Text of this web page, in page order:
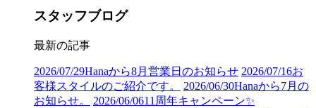
スタッフブログ
最新の記事
2026/07/29Hanaから8月営業日のお知らせ 2026/07/16お
客様スタイルのご紹介です。
2026/06/30Hanaから7月の
お知らせ。
2026/06/0611周年キャンペーン✨